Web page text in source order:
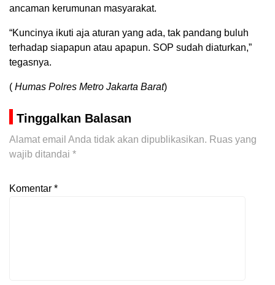
ancaman kerumunan masyarakat.
“Kuncinya ikuti aja aturan yang ada, tak pandang buluh
terhadap siapapun atau apapun. SOP sudah diaturkan,”
tegasnya.
( Humas Polres Metro Jakarta Barat)
Tinggalkan Balasan
Alamat email Anda tidak akan dipublikasikan. Ruas yang
wajib ditandai *
Komentar *